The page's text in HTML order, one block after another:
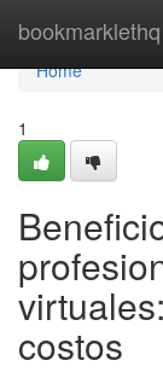
bookmarklethq
Home
Home
1
costos